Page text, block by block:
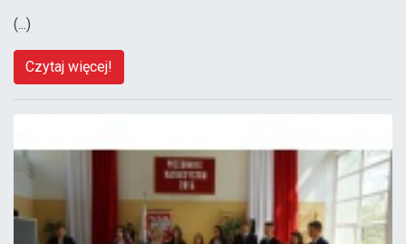
(...)
Czytaj więcej!